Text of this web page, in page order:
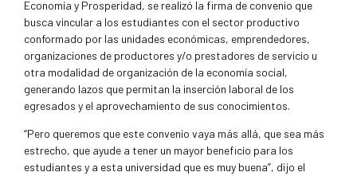
Economía y Prosperidad, se realizó la firma de convenio que
busca vincular a los estudiantes con el sector productivo
conformado por las unidades económicas, emprendedores,
organizaciones de productores y/o prestadores de servicio u
otra modalidad de organización de la economía social,
generando lazos que permitan la inserción laboral de los
egresados y el aprovechamiento de sus conocimientos.
“Pero queremos que este convenio vaya más allá, que sea más
estrecho, que ayude a tener un mayor beneficio para los
estudiantes y a esta universidad que es muy buena”, dijo el